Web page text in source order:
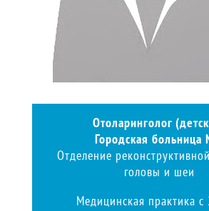
Отоларинголог
Городская
Отделение
головы и шеи
Медицинская практика с